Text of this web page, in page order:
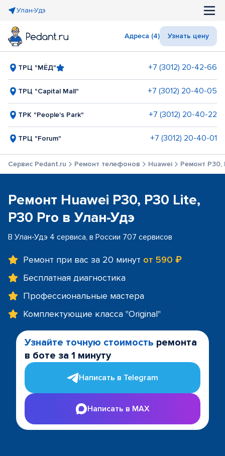
Улан-Удэ
Адреса (4) Узнать цену
ТРЦ "МЁД" +7 (3012) 20-42-66
ТРЦ "Capital Mall" +7 (3012) 20-40-05
ТРК "People's Park" +7 (3012) 20-40-22
ТРЦ "Forum" +7 (3012) 20-40-01
Сервис Pedant.ru Ремонт телефонов Huawei Ремонт P30,
Ремонт Huawei P30, P30 Lite,
P30 Pro в Улан-Удэ
В Улан-Удэ 4 сервиса, в России 707 сервисов
Ремонт при вас за 20 минут от 590 ₽
Бесплатная диагностика
Профессиональные мастера
Комплектующие класса "Original"
Узнайте точную стоимость ремонта
в боте за 1 минуту
Написать в Telegram
Написать в MAX